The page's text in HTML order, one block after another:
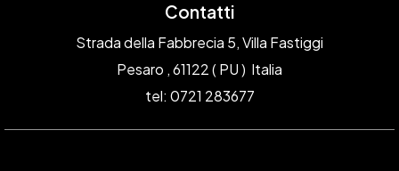
Contatti
Strada della Fabbrecia 5, Villa Fastiggi
Pesaro , 61122 ( PU ) Italia
tel: 0721 283677